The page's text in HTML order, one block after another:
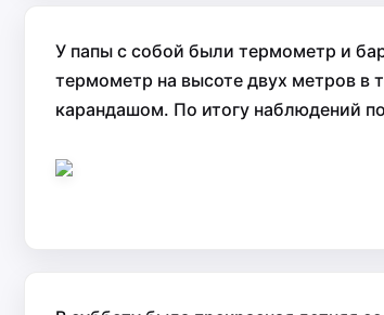
У папы с собой были термометр и
термометр на высоте двух метров в
карандашом. По итогу наблюдений